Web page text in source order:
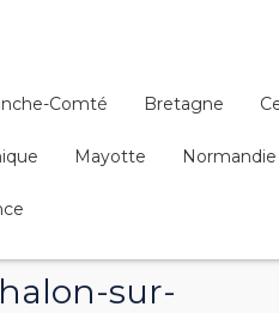
Comté Bretagne
Mayotte Normandie
sur-